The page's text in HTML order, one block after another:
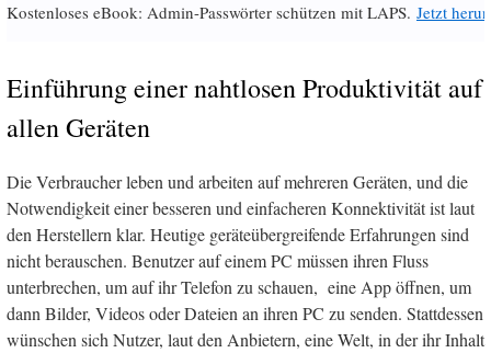
Kostenloses eBook: Admin-Passwörter schützen mit LAPS. Jetzt
Einführung einer nahtlosen Produktivität auf
allen Geräten
Die Verbraucher leben und arbeiten auf mehreren Geräten, und die
Notwendigkeit einer besseren und einfacheren Konnektivität ist laut
den Herstellern klar. Heutige geräteübergreifende Erfahrungen sind
nicht berauschen. Benutzer auf einem PC müssen ihren Fluss
unterbrechen, um auf ihr Telefon zu schauen, eine App öffnen, um
dann Bilder, Videos oder Dateien an ihren PC zu senden. Stattdessen
wünschen sich Nutzer, laut den Anbietern, eine Welt, in der ihr Inhalt